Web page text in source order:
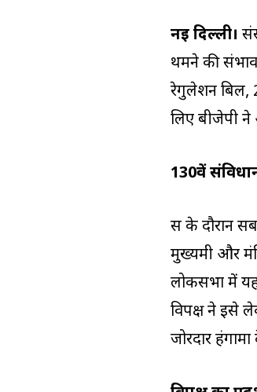
नई दिल्ली।
थमने की
रेगुलेशन बिल,
लिए बीजेपी ने
130वें
सत्र के दौरान
मुख्यमंत्री और
लोकसभा में
विपक्ष ने इसे
जोरदार